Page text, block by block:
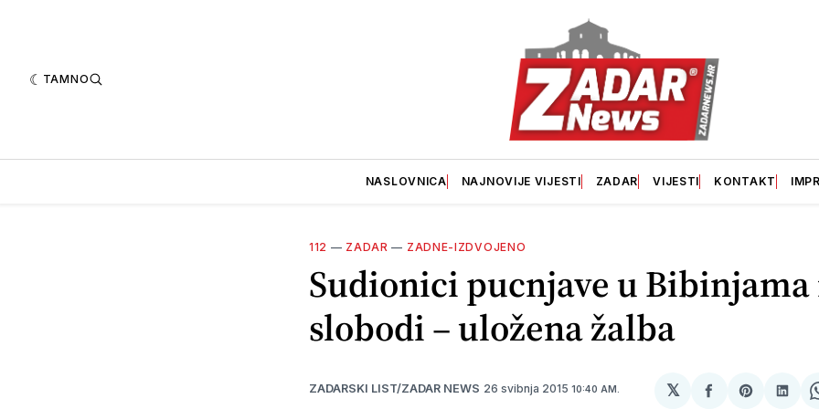
TAMNO
NASLOVNICA NAJNOVIJE VIJESTI ZADAR VIJESTI KONTAKT
112 — ZADAR — ZADNE-IZDVOJENO
Sudionici pucnjave u Bibinjama
slobodi – uložena žalba
ZADARSKI LIST/ZADAR NEWS 26 svibnja 2015 10:40 AM. 𝕏
podijeliShare